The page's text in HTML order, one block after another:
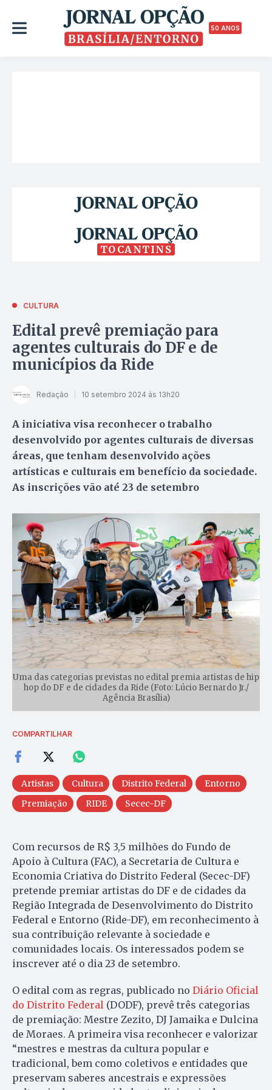
50 ANOS
TOCANTINS
CULTURA
Edital prevê premiação para
agentes culturais do DF e de
municípios da Ride
Redação 10 setembro 2024 às 13h20
A iniciativa visa reconhecer o trabalho
desenvolvido por agentes culturais de diversas
áreas, que tenham desenvolvido ações
artísticas e culturais em benefício da sociedade.
As inscrições vão até 23 de setembro
Uma das categorias previstas no edital premia artistas de hip
hop do DF e de cidades da Ride (Foto: Lúcio Bernardo Jr./
Agência Brasília)
COMPARTILHAR
Artistas Cultura Distrito Federal
Entorno
Premiação
RIDE Secec-DF
Com recursos de R$ 3,5 milhões do Fundo de
Apoio à Cultura (FAC), a Secretaria de Cultura e
Economia Criativa do Distrito Federal (Secec-DF)
pretende premiar artistas do DF e de cidades da
Região Integrada de Desenvolvimento do Distrito
Federal e Entorno (Ride-DF), em reconhecimento à
sua contribuição relevante à sociedade e
comunidades locais. Os interessados podem se
inscrever até o dia 23 de setembro.
O edital com as regras, publicado no Diário Oficial
do Distrito Federal (DODF), prevê três categorias
de premiação: Mestre Zezito, DJ Jamaika e Dulcina
de Moraes. A primeira visa reconhecer e valorizar
“mestres e mestras da cultura popular e
tradicional, bem como coletivos e entidades que
preservam saberes ancestrais e expressões